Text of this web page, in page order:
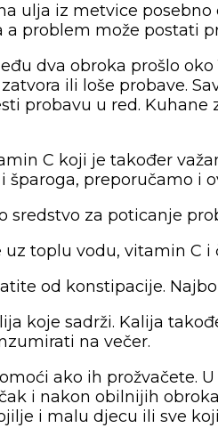
ulja iz metvice
problem može postati
dva obroka prošlo
ili loše probave.
probavu u red.
C koji je također
preporučamo i
za poticanje
toplu vodu, vitamin C
od konstipacije.
koje sadrži. Kalija
na večer.
ako ih prožvačete.
i nakon obilnijih
i malu djecu ili sve